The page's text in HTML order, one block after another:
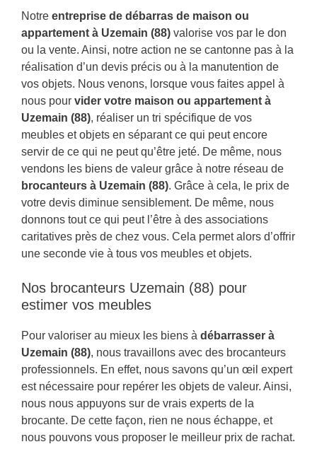
Notre entreprise de débarras de maison ou
appartement à Uzemain (88) valorise vos par le don
ou la vente. Ainsi, notre action ne se cantonne pas à la
réalisation d’un devis précis ou à la manutention de
vos objets. Nous venons, lorsque vous faites appel à
nous pour vider votre maison ou appartement à
Uzemain (88), réaliser un tri spécifique de vos
meubles et objets en séparant ce qui peut encore
servir de ce qui ne peut qu’être jeté. De même, nous
vendons les biens de valeur grâce à notre réseau de
brocanteurs à Uzemain (88). Grâce à cela, le prix de
votre devis diminue sensiblement. De même, nous
donnons tout ce qui peut l’être à des associations
caritatives près de chez vous. Cela permet alors d’offrir
une seconde vie à tous vos meubles et objets.
Nos brocanteurs Uzemain (88) pour
estimer vos meubles
Pour valoriser au mieux les biens à débarrasser à
Uzemain (88), nous travaillons avec des brocanteurs
professionnels. En effet, nous savons qu’un œil expert
est nécessaire pour repérer les objets de valeur. Ainsi,
nous nous appuyons sur de vrais experts de la
brocante. De cette façon, rien ne nous échappe, et
nous pouvons vous proposer le meilleur prix de rachat.